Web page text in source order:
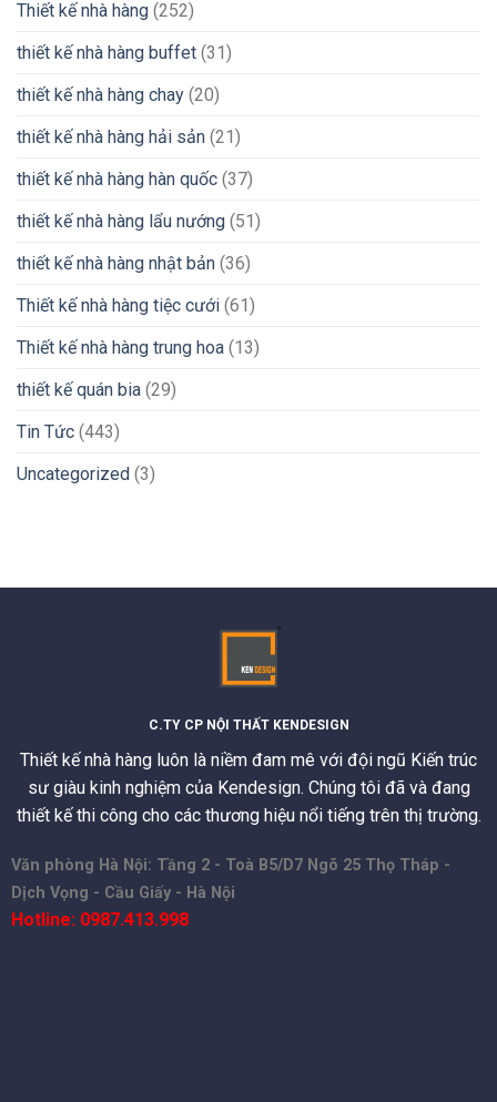
Thiết kế nhà hàng (252)
thiết kế nhà hàng buffet (31)
thiết kế nhà hàng chay (20)
thiết kế nhà hàng hải sản (21)
thiết kế nhà hàng hàn quốc (37)
thiết kế nhà hàng lẩu nướng (51)
thiết kế nhà hàng nhật bản (36)
Thiết kế nhà hàng tiệc cưới (61)
Thiết kế nhà hàng trung hoa (13)
thiết kế quán bia (29)
Tin Tức (443)
Uncategorized (3)
C.TY CP NỘI THẤT KENDESIGN
Thiết kế nhà hàng luôn là niềm đam mê với đội ngũ Kiến trúc
sư giàu kinh nghiệm của Kendesign. Chúng tôi đã và đang
thiết kế thi công cho các thương hiệu nổi tiếng trên thị trường.
Văn phòng Hà Nội: Tầng 2 - Toà B5/D7 Ngõ 25 Thọ Tháp -
Dịch Vọng - Cầu Giấy - Hà Nội
Hotline: 0987.413.998